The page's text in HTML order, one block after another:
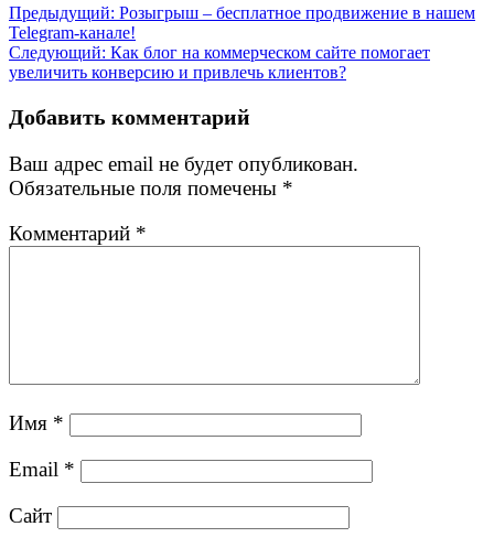
Навигация
по
записям
Предыдущий: Предыдущая
запись:
Розыгрыш – бесплатное продвижение в нашем
Telegram-канале!
Следующий: Следующая
запись:
Как блог на коммерческом сайте помогает
увеличить конверсию и привлечь клиентов?
Добавить комментарий
Ваш адрес email не будет опубликован.
Обязательные поля помечены *
Комментарий *
Имя *
Email *
Сайт